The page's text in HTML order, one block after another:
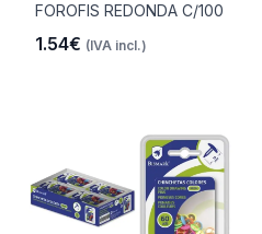
FOROFIS REDONDA C/100
1.54€ (IVA incl.)